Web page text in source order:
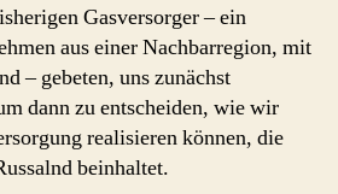
Gasversorger – ein
aus einer Nachbarregion, mit
– gebeten, uns zunächst
dann zu entscheiden, wie wir
realisieren können, die
beinhaltet.